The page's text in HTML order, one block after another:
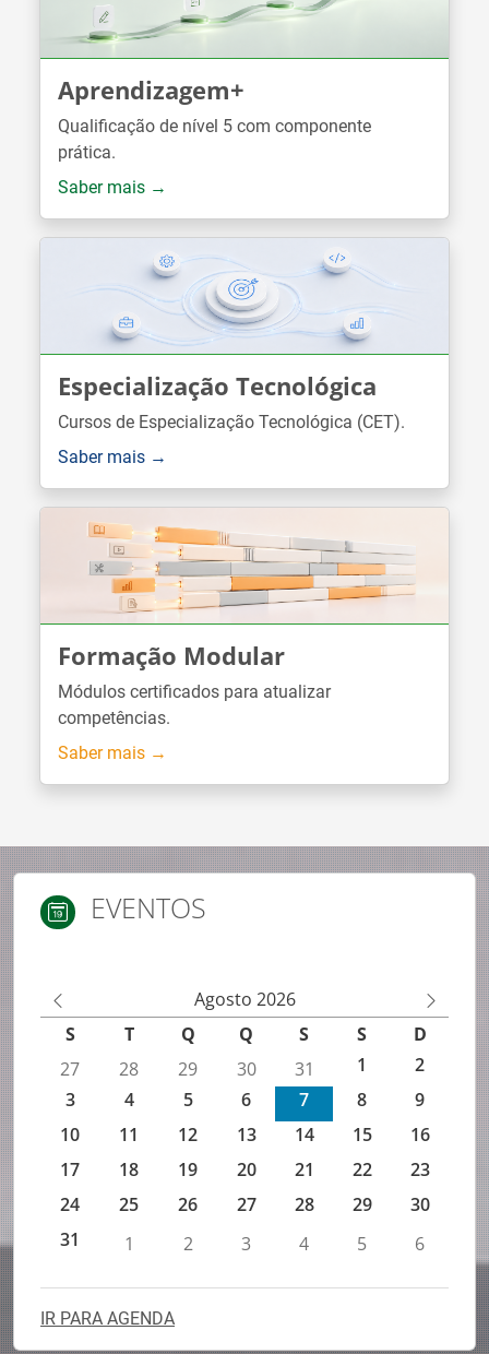
Aprendizagem+
Qualificação de nível 5 com componente
prática.
Saber mais →
Especialização Tecnológica
Cursos de Especialização Tecnológica (CET).
Saber mais →
Formação Modular
Módulos certificados para atualizar
competências.
Saber mais →
EVENTOS
M
An
te
rio
M
Se
gu
in
Agenda de eventos IEFP
Agosto 2026
S
T Q Q S S
D
27
28 29 30 31 1
2
3
4 5 6 7 8
9
10
11 12 13 14 15
16
17
18 19 20 21 22
23
24
25 26 27 28 29
30
31
1 2 3 4 5 6
IR PARA AGENDA